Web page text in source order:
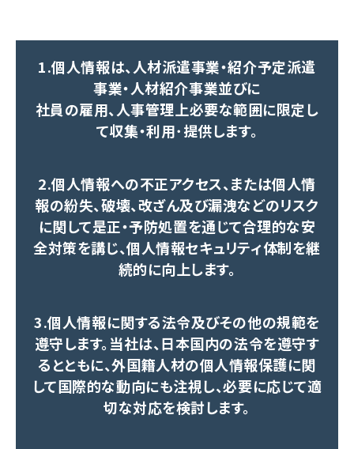
1.個人情報は、人材派遣事業・紹介予定派遣
事業・人材紹介事業並びに
社員の雇用、人事管理上必要な範囲に限定し
て収集・利用･提供します。
2.個人情報への不正アクセス、または個人情
報の紛失、破壊、改ざん及び漏洩などのリスク
に関して是正・予防処置を通じて合理的な安
全対策を講じ、個人情報セキュリティ体制を継
続的に向上します。
3.個人情報に関する法令及びその他の規範を
遵守します。当社は、日本国内の法令を遵守す
るとともに、外国籍人材の個人情報保護に関
して国際的な動向にも注視し、必要に応じて適
切な対応を検討します。